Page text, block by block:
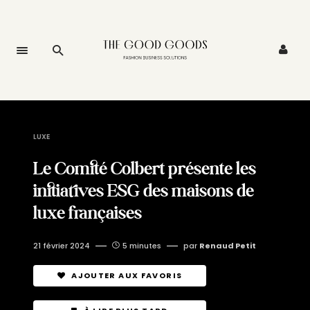
LUXE
Le Comité Colbert présente les
initiatives ESG des maisons de
luxe françaises
21 février 2024 5 minutes par Renaud Petit
AJOUTER AUX FAVORIS